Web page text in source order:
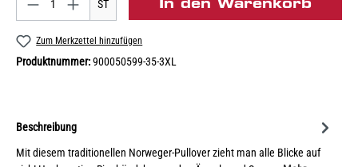
ST In den Warenkorb
Zum Merkzettel hinzufügen
Produktnummer:900050599-35-3XL
Beschreibung
Mit diesem traditionellen Norweger-Pullover zieht man alle Blicke auf